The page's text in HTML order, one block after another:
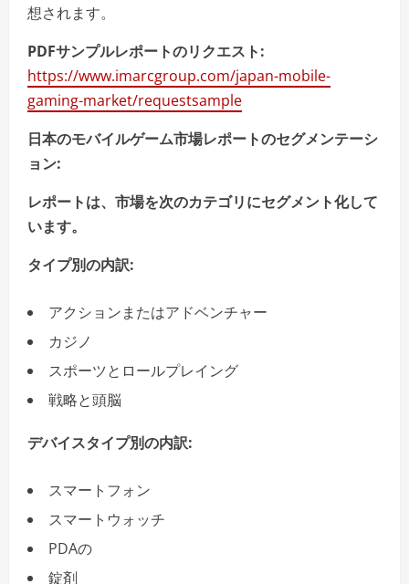
想されます。
PDFサンプルレポートのリクエスト:
https://www.imarcgroup.com/japan-mobile-
gaming-market/requestsample
日本のモバイルゲーム市場レポートのセグメンテーシ
ョン:
レポートは、市場を次のカテゴリにセグメント化して
います。
タイプ別の内訳:
アクションまたはアドベンチャー
カジノ
スポーツとロールプレイング
戦略と頭脳
デバイスタイプ別の内訳:
スマートフォン
スマートウォッチ
PDAの
錠剤